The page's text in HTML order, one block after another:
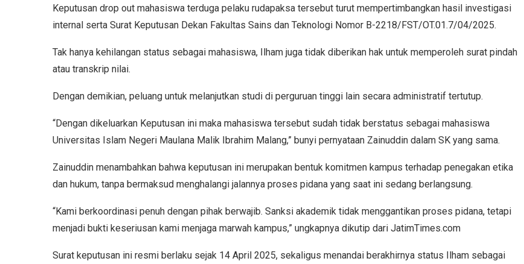
Keputusan drop out mahasiswa terduga pelaku rudapaksa tersebut turut mempertimbangkan hasil investigasi
internal serta Surat Keputusan Dekan Fakultas Sains dan Teknologi Nomor B-2218/FST/OT.01.7/04/2025.
Tak hanya kehilangan status sebagai mahasiswa, Ilham juga tidak diberikan hak untuk memperoleh surat pindah
atau transkrip nilai.
Dengan demikian, peluang untuk melanjutkan studi di perguruan tinggi lain secara administratif tertutup.
“Dengan dikeluarkan Keputusan ini maka mahasiswa tersebut sudah tidak berstatus sebagai mahasiswa
Universitas Islam Negeri Maulana Malik Ibrahim Malang,” bunyi pernyataan Zainuddin dalam SK yang sama.
Zainuddin menambahkan bahwa keputusan ini merupakan bentuk komitmen kampus terhadap penegakan etika
dan hukum, tanpa bermaksud menghalangi jalannya proses pidana yang saat ini sedang berlangsung.
“Kami berkoordinasi penuh dengan pihak berwajib. Sanksi akademik tidak menggantikan proses pidana, tetapi
menjadi bukti keseriusan kami menjaga marwah kampus,” ungkapnya dikutip dari JatimTimes.com
Surat keputusan ini resmi berlaku sejak 14 April 2025, sekaligus menandai berakhirnya status Ilham sebagai